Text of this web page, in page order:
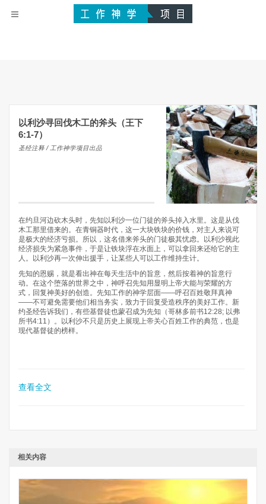
以利沙寻回伐木工的斧头（王下
6:1-7）
圣经注释 / 工作神学项目出品
在约旦河边砍木头时，先知以利沙一位门徒的斧头掉入水里。这是从伐
木工那里借来的。在青铜器时代，这一大块铁块的价钱，对主人来说可
是极大的经济亏损。所以，这名借来斧头的门徒极其忧虑。以利沙视此
经济损失为紧急事件，于是让铁块浮在水面上，可以拿回来还给它的主
人。以利沙再一次伸出援手，让某些人可以工作维持生计。
先知的恩赐，就是看出神在每天生活中的旨意，然后按着神的旨意行
动。在这个堕落的世界之中，神呼召先知用显明上帝大能与荣耀的方
式，回复神美好的创造。先知工作的神学层面——呼召百姓敬拜真神
——不可避免需要他们相当务实，致力于回复受造秩序的美好工作。新
约圣经告诉我们，有些基督徒也蒙召成为先知（哥林多前书12:28; 以弗
所书4:11）。以利沙不只是历史上展现上帝关心百姓工作的典范，也是
现代基督徒的榜样。
查看全文
相关内容